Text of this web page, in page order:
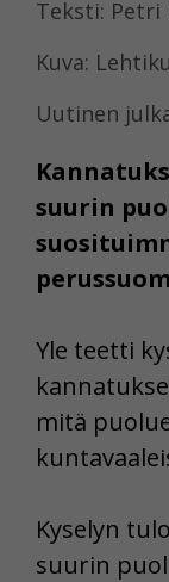
Teksti: Petri
Kuva:
Uutinen
suurin
Yle teetti
mitä
Kyselyn
suurin